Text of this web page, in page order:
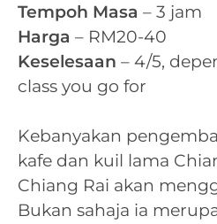
Tempoh Masa – 3 jam
Harga – RM20-40
Keselesaan – 4/5,
class you go for
Kebanyakan
kafe dan kuil lama
Chiang Rai akan
Bukan sahaja ia